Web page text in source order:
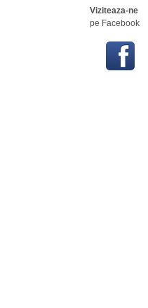
Viziteaza-ne
pe Facebook